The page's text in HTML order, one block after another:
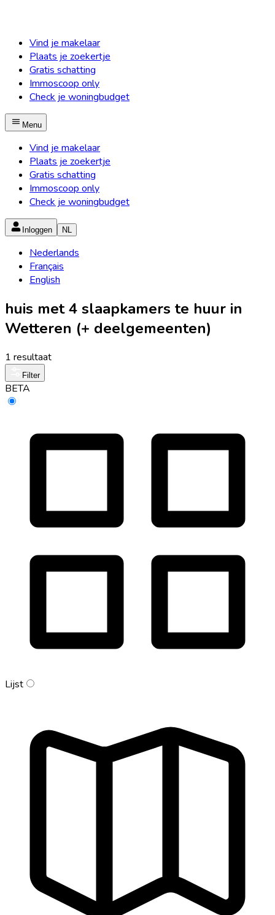
Vind je makelaar
Plaats je zoekertje
Gratis schatting
Immoscoop only
Check je woningbudget
Menu
Vind je makelaar
Plaats je zoekertje
Gratis schatting
Immoscoop only
Check je woningbudget
Inloggen NL
Nederlands
Français
English
huis met 4 slaapkamers te huur in
Wetteren (+ deelgemeenten)
1 resultaat
Filter
BETA
Lijst